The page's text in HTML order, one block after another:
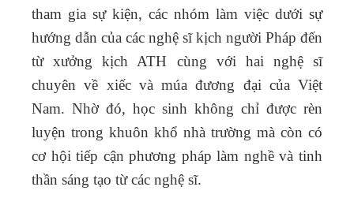
tham gia sự kiện, các nhóm làm việc dưới sự
hướng dẫn của các nghệ sĩ kịch người Pháp đến
từ xưởng kịch ATH cùng với hai nghệ sĩ
chuyên về xiếc và múa đương đại của Việt
Nam. Nhờ đó, học sinh không chỉ được rèn
luyện trong khuôn khổ nhà trường mà còn có
cơ hội tiếp cận phương pháp làm nghề và tinh
thần sáng tạo từ các nghệ sĩ.